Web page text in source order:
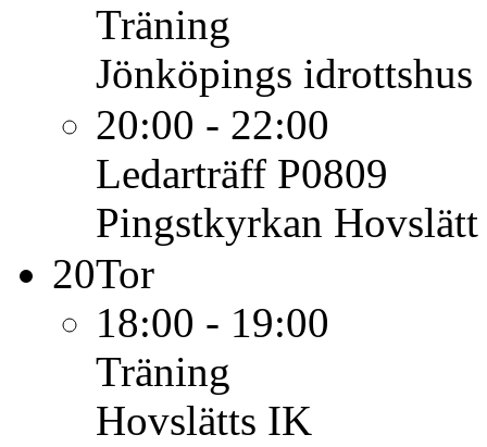
Träning
Jönköpings idrottshus
20:00 - 22:00
Ledarträff P0809
Pingstkyrkan Hovslätt
20Tor
18:00 - 19:00
Träning
Hovslätts IK